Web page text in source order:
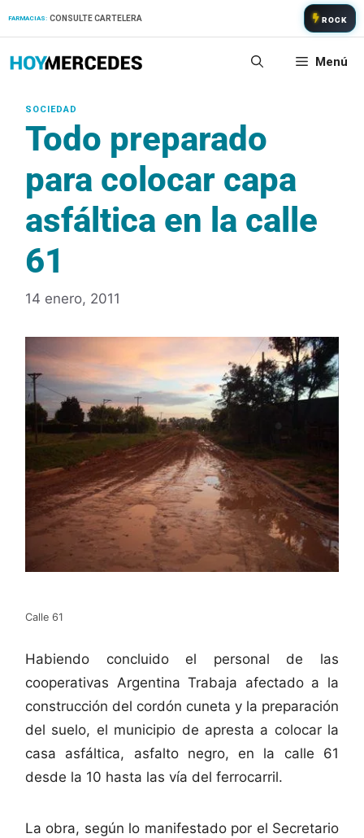
FARMACIAS: CONSULTE CARTELERA ROCK
Menú
Todo preparado
para colocar capa
asfáltica en la calle
61
14 enero, 2011
Calle 61
Habiendo concluido el personal de las
cooperativas Argentina Trabaja afectado a la
construcción del cordón cuneta y la preparación
del suelo, el municipio de apresta a colocar la
casa asfáltica, asfalto negro, en la calle 61
desde la 10 hasta las vía del ferrocarril.
La obra, según lo manifestado por el Secretario